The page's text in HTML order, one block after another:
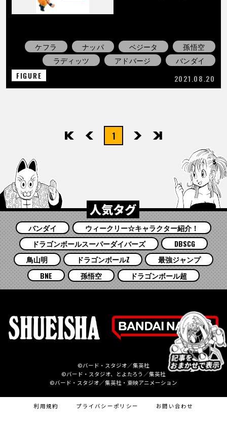
ケフラ ナッパ ベジータ
孫悟空
ラディッツ
アドバージ
バンダイ
FIGURE
2021.08.20
先頭 前へ1 次へ最後
人気タグ
バンダイ
ウィークリー☆キャラクター紹介！
ドラゴンボールスーパーダイバーズ
DBSCG
鳥山明
ドラゴンボールZ
最強ジャンプ
BNE
孫悟空 ドラゴンボール超
©バード・スタジオ／集英社
©バード・スタジオ、とよたろう／集英社
©バード・スタジオ／集英社・東映アニメーション
利用規約 プライバシーポリシー お問い合わせ